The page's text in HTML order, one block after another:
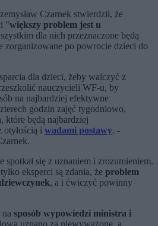
Czarnek stwierdził, że
"większy problem jest u
dla nich przeznaczone będą
zorganizowane po powrocie dzieci do
dla dzieci, żeby walczyć z
nauczycieli WF-u, by
na najbardziej efektywne
godzin zajęć tygodniowo,
które będą najbardziej
i wadami postawy. -
spotkał się z uznaniem i zrozumieniem.
eksperci są zdania, że problem
, a i ćwiczyć powinny
sposób wypowiedzi ministra i